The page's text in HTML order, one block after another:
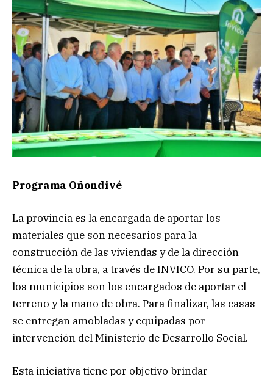
Programa Oñondivé
La provincia es la encargada de aportar los
materiales que son necesarios para la
construcción de las viviendas y de la dirección
técnica de la obra, a través de INVICO. Por su parte,
los municipios son los encargados de aportar el
terreno y la mano de obra. Para finalizar, las casas
se entregan amobladas y equipadas por
intervención del Ministerio de Desarrollo Social.
Esta iniciativa tiene por objetivo brindar